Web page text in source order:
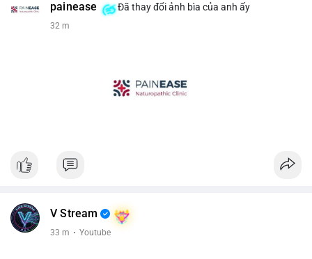
painease Đã thay đổi ảnh bìa của anh ấy
32 m
V Stream
33 m · Youtube